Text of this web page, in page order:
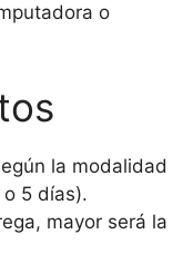
o
la modalidad
5 días).
mayor será la